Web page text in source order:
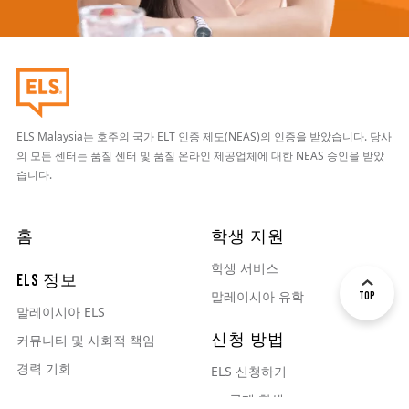
ELS Malaysia는 호주의 국가 ELT 인증 제도(NEAS)의 인증을 받았습니다. 당사
의 모든 센터는 품질 센터 및 품질 온라인 제공업체에 대한 NEAS 승인을 받았
습니다.
주요 탐색
홈
ELS 정보
말레이시아 ELS
커뮤니티 및 사회적 책임
경력 기회
학생 지원
학생 서비스
말레이시아 유학
신청 방법
ELS 신청하기
국제 학생
Top